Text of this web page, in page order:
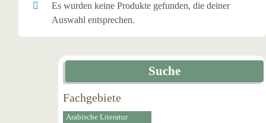
Es wurden keine Produkte gefunden, die deiner
Auswahl entsprechen.
Suche
Fachgebiete
Arabische Literatur